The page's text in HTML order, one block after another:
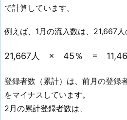
で計算しています。
例えば、1月の流入数は、21,667人
21,667人 × 45％ =
登録者数（累計）は、前月の登
をマイナスしています。
2月の累計登録者数は、